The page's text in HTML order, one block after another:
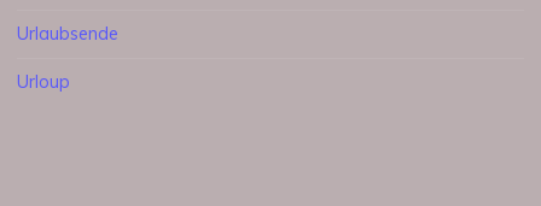
Urlaubsende
Urloup